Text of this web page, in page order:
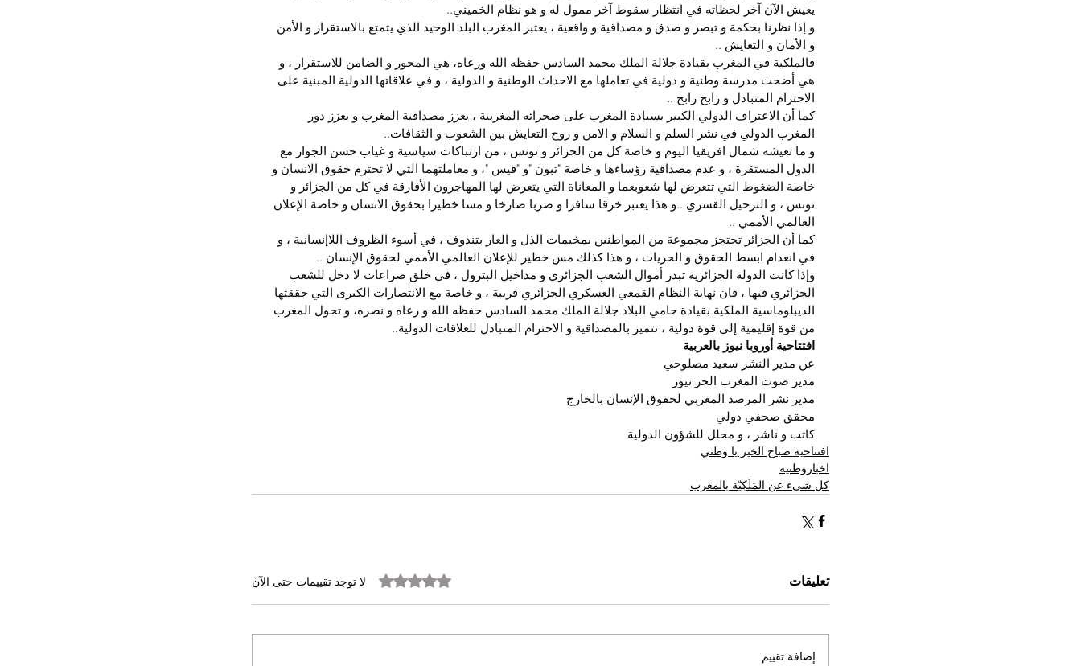
يعيش الآن آخر لحظاته في انتظار سقوط آخر ممول له و هو نظام الخميني..
و إذا نظرنا بحكمة و تبصر و صدق و مصداقية و واقعية ، يعتبر المغرب البلد الوحيد الذي يتمتع بالاستقرار و الأمن
و الأمان و التعايش ..
فالملكية في المغرب بقيادة جلالة الملك محمد السادس حفظه الله ورعاه، هي المحور و الضامن للاستقرار ، و
هي أضحت مدرسة وطنية و دولية في تعاملها مع الاحداث الوطنية و الدولية ، و في علاقاتها الدولية المبنية على
الاحترام المتبادل و رابح رابح ..
كما أن الاعتراف الدولي الكبير بسيادة المغرب على صحرائه المغربية ، يعزز مصداقية المغرب و يعزز دور
المغرب الدولي في نشر السلم و السلام و الامن و روح التعايش بين الشعوب و الثقافات..
و ما تعيشه شمال افريقيا اليوم و خاصة كل من الجزائر و تونس ، من ارتباكات سياسية و غياب حسن الجوار مع
الدول المستقرة ، و عدم مصداقية رؤساءها و خاصة "تبون "و "قيس "، و معاملتهما التي لا تحترم حقوق الانسان و
خاصة الضغوط التي تتعرض لها شعوبعما و المعاناة التي يتعرض لها المهاجرون الأفارقة في كل من الجزائر و
تونس ، و الترحيل القسري ..و هذا يعتبر خرقا سافرا و ضربا صارخا و مسا خطيرا بحقوق الانسان و خاصة الإعلان
العالمي الأممي ..
كما أن الجزائر تحتجز مجموعة من المواطنين بمخيمات الذل و العار بتندوف ، في أسوء الظروف اللاإنسانية ، و
في انعدام ابسط الحقوق و الحريات ، و هذا كذلك مس خطير للإعلان العالمي الأممي لحقوق الإنسان ..
وإذا كانت الدولة الجزائرية تبدر أموال الشعب الجزائري و مداخيل البترول ، في خلق صراعات لا دخل للشعب
الجزائري فيها ، فان نهاية النظام القمعي العسكري الجزائري قريبة ، و خاصة مع الانتصارات الكبرى التي حققتها
الديبلوماسية الملكية بقيادة حامي البلاد جلالة الملك محمد السادس حفظه الله و رعاه و نصره، و تحول المغرب
من قوة إقليمية إلى قوة دولية ، تتميز بالمصداقية و الاحترام المتبادل للعلاقات الدولية..
افتتاحية أوروبا نيوز بالعربية
عن مدير النشر سعيد مصلوحي
مدير صوت المغرب الحر نيوز
مدير نشر المرصد المغربي لحقوق الإنسان بالخارج
محقق صحفي دولي
كاتب و ناشر ، و محلل للشؤون الدولية
افتتاحية صباح الخير يا وطني
اخباروطنية
كل شيء عن المَلَكِيّة بالمغرب
تعليقات تم التقييم بـ 0 من أصل 5 نجوم. لا توجد تقييمات حتى الآن
إضافة تقييم